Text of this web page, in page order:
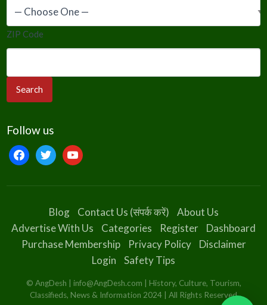
ZIP Code
Follow us
Blog Contact Us (संपर्क करें)
About Us
Advertise With Us
Categories Register
Dashboard
Purchase Membership
Privacy Policy
Disclaimer
Login
Safety Tips
© AngDesh | info@AngDesh.com | History, Culture, Tourism,
Classifieds, News & Information 2024 | All Rights Reserved